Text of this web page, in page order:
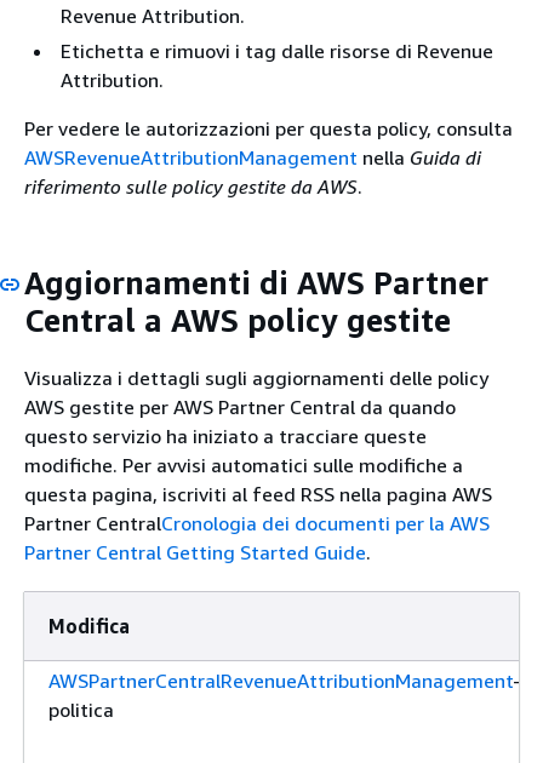
Revenue Attribution.
Etichetta e rimuovi i tag dalle risorse di Revenue
Attribution.
Per vedere le autorizzazioni per questa policy, consulta
AWSRevenueAttributionManagement nella Guida di
riferimento sulle policy gestite da AWS.
Aggiornamenti di AWS Partner
Central a AWS policy gestite
Visualizza i dettagli sugli aggiornamenti delle policy
AWS gestite per AWS Partner Central da quando
questo servizio ha iniziato a tracciare queste
modifiche. Per avvisi automatici sulle modifiche a
questa pagina, iscriviti al feed RSS nella pagina AWS
Partner CentralCronologia dei documenti per la AWS
Partner Central Getting Started Guide.
Modifica
AWSPartnerCentralRevenueAttributionManagement—
politica